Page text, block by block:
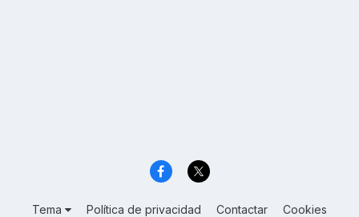
Tema Política de privacidad Contactar Cookies